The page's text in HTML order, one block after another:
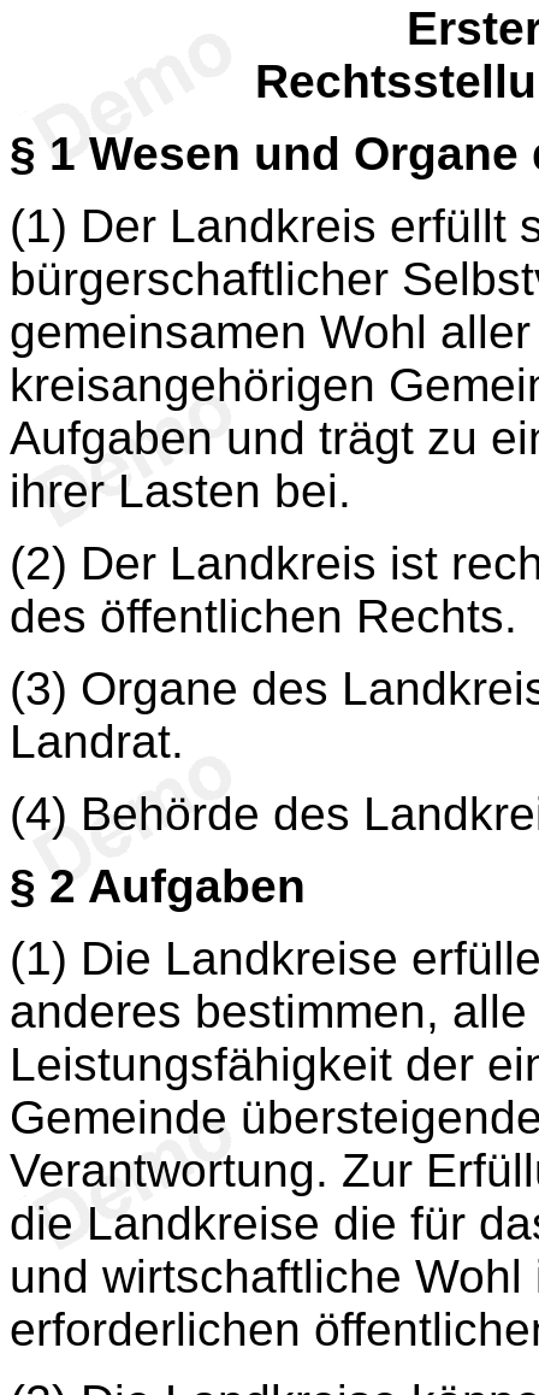
§ 1 Wesen und
(1) Der Landkreis erfüllt
bürgerschaftlicher
gemeinsamen Wohl
kreisangehörigen
Aufgaben und trägt zu
ihrer Lasten bei.
(2) Der Landkreis ist
des öffentlichen Rechts.
(3) Organe des
Landrat.
(4) Behörde des
§ 2 Aufgaben
(1) Die Landkreise
anderes bestimmen,
Leistungsfähigkeit der
Gemeinde
Verantwortung. Zur
die Landkreise die für
und wirtschaftliche
erforderlichen